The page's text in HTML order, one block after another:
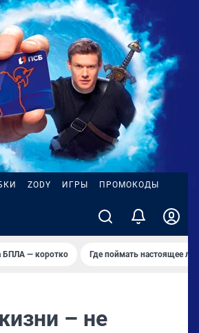
ZODY ИГРЫ ПРОМОКОДЫ
БПЛА — коротко Где поймать настоящее лето
– не